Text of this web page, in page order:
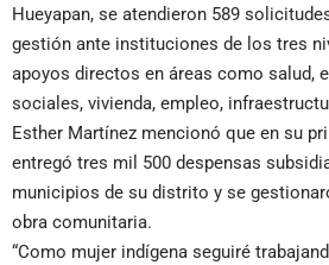
Hueyapan, se atendieron 589
gestión ante instituciones de los tres
apoyos directos en áreas como salud,
sociales, vivienda, empleo,
Esther Martínez mencionó que en su
entregó tres mil 500 despensas
municipios de su distrito y se
obra comunitaria.
“Como mujer indígena seguiré